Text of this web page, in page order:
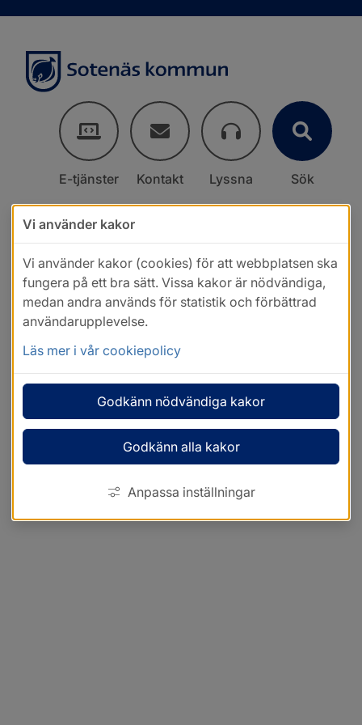
E-tjänster Kontakt Lyssna Sök
Vi använder kakor
Vi använder kakor (cookies) för att webbplatsen ska
fungera på ett bra sätt. Vissa kakor är nödvändiga,
medan andra används för statistik och förbättrad
användarupplevelse.
Läs mer i vår cookiepolicy
Godkänn nödvändiga kakor
Godkänn alla kakor
Anpassa inställningar